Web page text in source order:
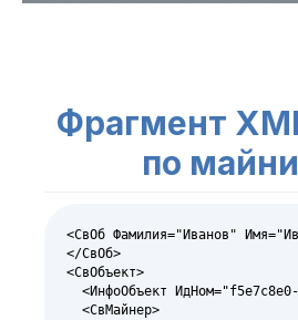
Фрагмент
по
<СвОб Фамилия="Иванов"
</СвОб>
<СвОбъект>
<ИнфоОбъект
  <СвМайнер>